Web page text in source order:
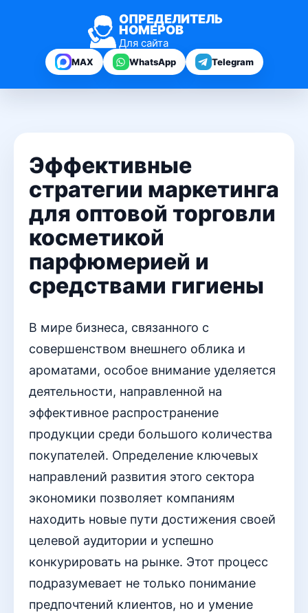
ОПРЕДЕЛИТЕЛЬ
НОМЕРОВ
Для сайта
MAX WhatsApp Telegram
Эффективные
стратегии маркетинга
для оптовой торговли
косметикой
парфюмерией и
средствами гигиены
В мире бизнеса, связанного с
совершенством внешнего облика и
ароматами, особое внимание уделяется
деятельности, направленной на
эффективное распространение
продукции среди большого количества
покупателей. Определение ключевых
направлений развития этого сектора
экономики позволяет компаниям
находить новые пути достижения своей
целевой аудитории и успешно
конкурировать на рынке. Этот процесс
подразумевает не только понимание
предпочтений клиентов, но и умение